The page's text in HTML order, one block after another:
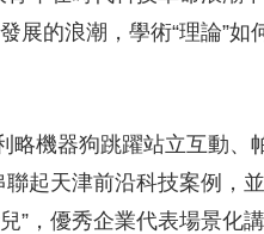
展的浪潮，學術“理論”
機器狗跳躍站立互動
起天津前沿科技案例，
”，優秀企業代表場景化